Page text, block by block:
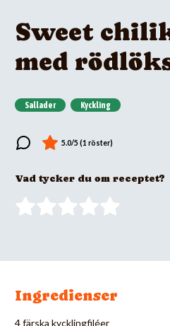
Sweet
med
Sallader Kyckling
Vad tycker du om receptet?
Ingredienser
4 färska kycklingfiléer